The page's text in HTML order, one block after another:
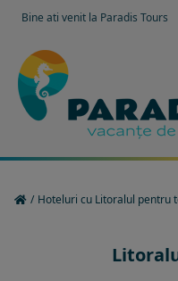
Bine ati venit la Paradis Tours
/ Hoteluri cu Litoralul pentru